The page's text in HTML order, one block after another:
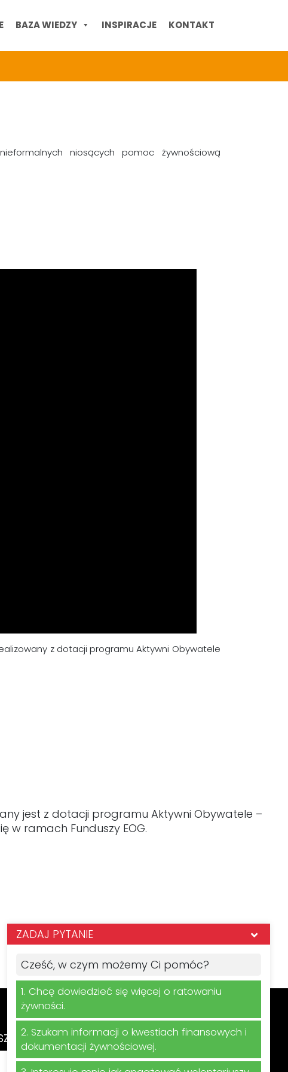
BAZA WIEDZY INSPIRACJE KONTAKT
niosących pomoc żywnościową
z dotacji programu Aktywni Obywatele
jest z dotacji programu Aktywni Obywatele –
w ramach Funduszy EOG.
newslettera
ZADAJ PYTANIE
Cześć, w czym możemy Ci pomóc?
1. Chcę dowiedzieć się więcej o ratowaniu
żywności.
2. Szukam informacji o kwestiach finansowych i
dokumentacji żywnościowej.